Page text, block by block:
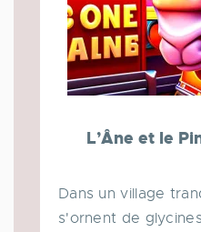
L’Âne et le
Dans un village
s'ornent de